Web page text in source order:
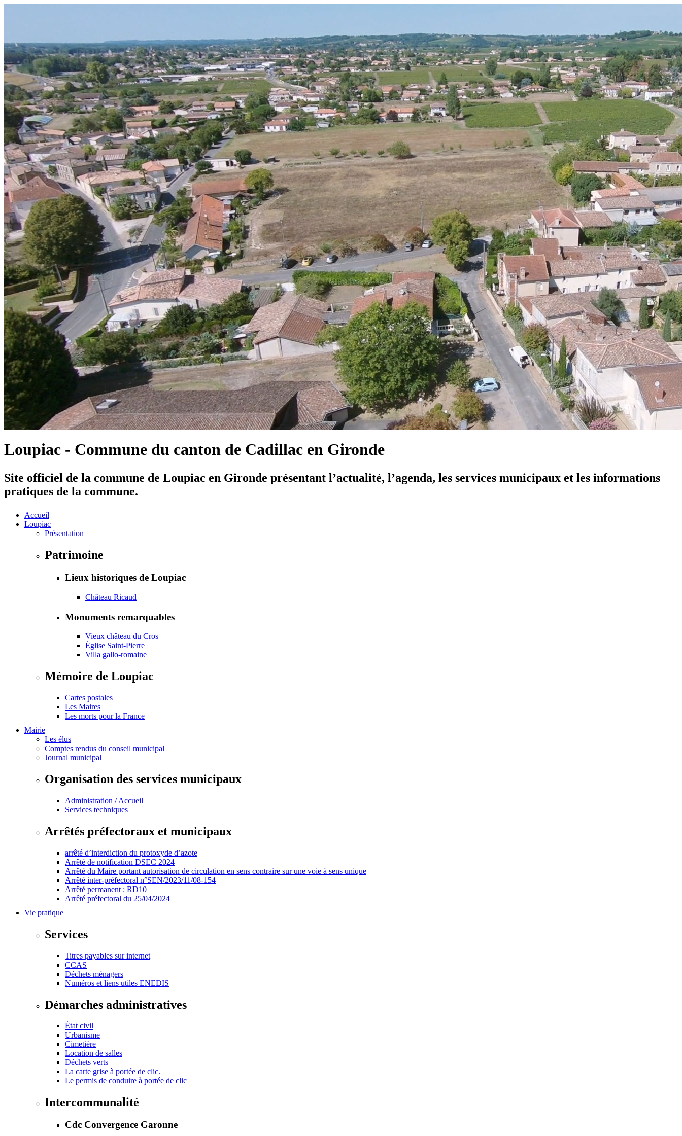
Loupiac - Commune du canton de Cadillac en Gironde
Site officiel de la commune de Loupiac en Gironde présentant l’actualité, l’agenda, les services municipaux et les informations
pratiques de la commune.
Accueil
Loupiac
Présentation
Patrimoine
Lieux historiques de Loupiac
Château Ricaud
Monuments remarquables
Vieux château du Cros
Église Saint-Pierre
Villa gallo-romaine
Mémoire de Loupiac
Cartes postales
Les Maires
Les morts pour la France
Mairie
Les élus
Comptes rendus du conseil municipal
Journal municipal
Organisation des services municipaux
Administration / Accueil
Services techniques
Arrêtés préfectoraux et municipaux
arrêté d’interdiction du protoxyde d’azote
Arrêté de notification DSEC 2024
Arrêté du Maire portant autorisation de circulation en sens contraire sur une voie à sens unique
Arrêté inter-préfectoral n°SEN/2023/11/08-154
Arrêté permanent : RD10
Arrêté préfectoral du 25/04/2024
Vie pratique
Services
Titres payables sur internet
CCAS
Déchets ménagers
Numéros et liens utiles ENEDIS
Démarches administratives
État civil
Urbanisme
Cimetière
Location de salles
Déchets verts
La carte grise à portée de clic.
Le permis de conduire à portée de clic
Intercommunalité
Cdc Convergence Garonne